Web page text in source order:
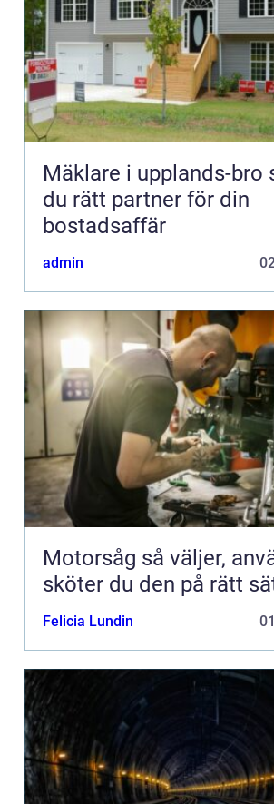
Mäklare i upplands-bro så hittar
du rätt partner för din
bostadsaffär
admin
Motorsåg så väljer, använder och
sköter du den på rätt
Felicia Lundin